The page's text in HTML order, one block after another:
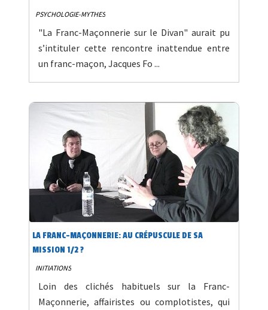
PSYCHOLOGIE-MYTHES
"La Franc-Maçonnerie sur le Divan" aurait pu
s’intituler cette rencontre inattendue entre
un franc-maçon, Jacques Fo ...
LA FRANC-MAÇONNERIE: AU CRÉPUSCULE DE SA
MISSION 1/2 ?
INITIATIONS
Loin des clichés habituels sur la Franc-
Maçonnerie, affairistes ou complotistes, qui